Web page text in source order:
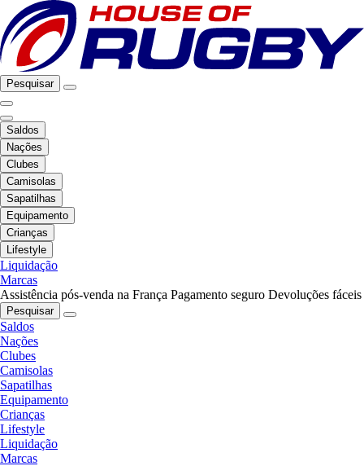
Pesquisar
Saldos
Nações
Clubes
Camisolas
Sapatilhas
Equipamento
Crianças
Lifestyle
Liquidação
Marcas
Assistência pós-venda na França Pagamento seguro Devoluções fáceis
Pesquisar
Saldos
Nações
Clubes
Camisolas
Sapatilhas
Equipamento
Crianças
Lifestyle
Liquidação
Marcas